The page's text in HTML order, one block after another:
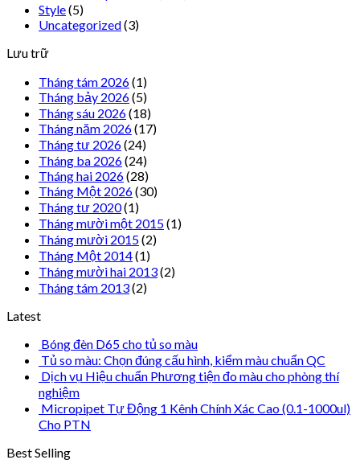
Style(5)
Uncategorized(3)
Lưu trữ
Tháng tám 2026(1)
Tháng bảy 2026(5)
Tháng sáu 2026(18)
Tháng năm 2026(17)
Tháng tư 2026(24)
Tháng ba 2026(24)
Tháng hai 2026(28)
Tháng Một 2026(30)
Tháng tư 2020(1)
Tháng mười một 2015(1)
Tháng mười 2015(2)
Tháng Một 2014(1)
Tháng mười hai 2013(2)
Tháng tám 2013(2)
Latest
Bóng đèn D65 cho tủ so màu
Tủ so màu: Chọn đúng cấu hình, kiểm màu chuẩn QC
Dịch vụ Hiệu chuẩn Phương tiện đo màu cho phòng thí
nghiệm
Micropipet Tự Động 1 Kênh Chính Xác Cao (0.1-1000ul)
Cho PTN
Best Selling